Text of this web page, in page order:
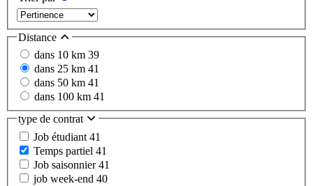
Distance
dans 10 km 39
dans 25 km 41
dans 50 km 41
dans 100 km 41
type de contrat
Job étudiant 41
Temps partiel 41
Job saisonnier41
job week-end 40